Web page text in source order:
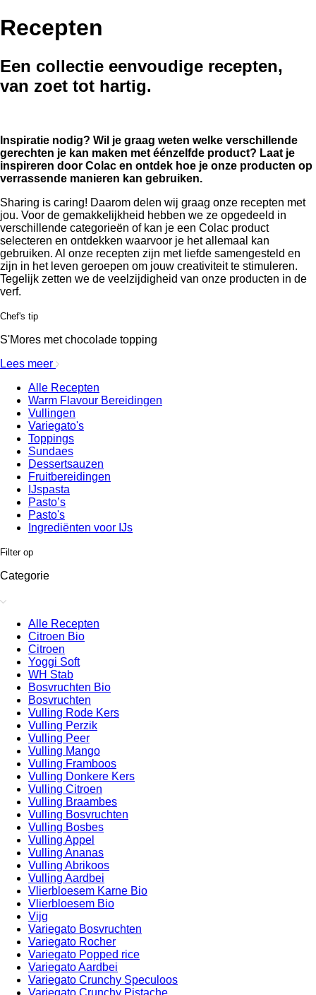
Recepten
Een collectie eenvoudige recepten,
van zoet tot hartig.
Inspiratie nodig? Wil je graag weten welke verschillende
gerechten je kan maken met éénzelfde product? Laat je
inspireren door Colac en ontdek hoe je onze producten op
verrassende manieren kan gebruiken.
Sharing is caring! Daarom delen wij graag onze recepten met
jou. Voor de gemakkelijkheid hebben we ze opgedeeld in
verschillende categorieën of kan je een Colac product
selecteren en ontdekken waarvoor je het allemaal kan
gebruiken. Al onze recepten zijn met liefde samengesteld en
zijn in het leven geroepen om jouw creativiteit te stimuleren.
Tegelijk zetten we de veelzijdigheid van onze producten in de
verf.
Chef's tip
S'Mores met chocolade topping
Lees meer
Alle Recepten
Warm Flavour Bereidingen
Vullingen
Variegato's
Toppings
Sundaes
Dessertsauzen
Fruitbereidingen
IJspasta
Pasto’s
Pasto's
Ingrediënten voor IJs
Filter op
Categorie
Alle Recepten
Citroen Bio
Citroen
Yoggi Soft
WH Stab
Bosvruchten Bio
Bosvruchten
Vulling Rode Kers
Vulling Perzik
Vulling Peer
Vulling Mango
Vulling Framboos
Vulling Donkere Kers
Vulling Citroen
Vulling Braambes
Vulling Bosvruchten
Vulling Bosbes
Vulling Appel
Vulling Ananas
Vulling Abrikoos
Vulling Aardbei
Vlierbloesem Karne Bio
Vlierbloesem Bio
Vijg
Variegato Bosvruchten
Variegato Rocher
Variegato Popped rice
Variegato Aardbei
Variegato Crunchy Speculoos
Variegato Crunchy Pistache